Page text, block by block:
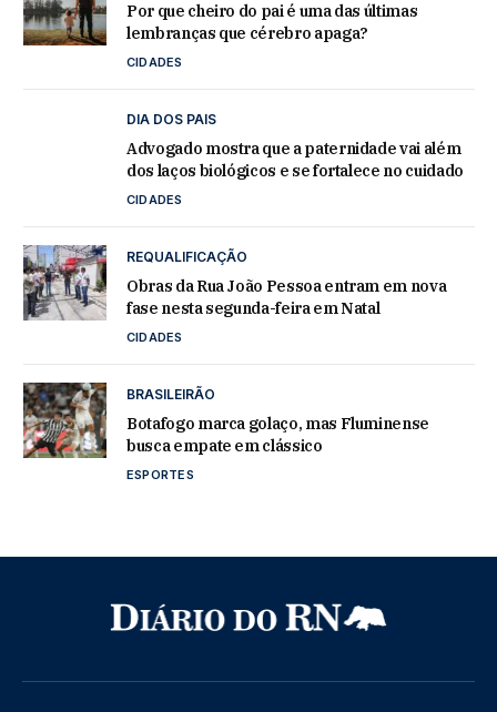
Por que cheiro do pai é uma das últimas
lembranças que cérebro apaga?
CIDADES
DIA DOS PAIS
Advogado mostra que a paternidade vai além
dos laços biológicos e se fortalece no cuidado
CIDADES
REQUALIFICAÇÃO
Obras da Rua João Pessoa entram em nova
fase nesta segunda-feira em Natal
CIDADES
BRASILEIRÃO
Botafogo marca golaço, mas Fluminense
busca empate em clássico
ESPORTES